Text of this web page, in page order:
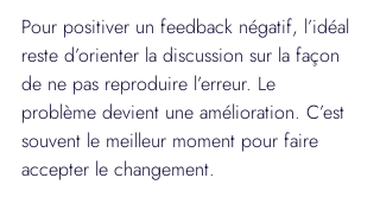
Pour positiver un feedback négatif, l’idéal
reste d’orienter la discussion sur la façon
de ne pas reproduire l’erreur. Le
problème devient une amélioration. C’est
souvent le meilleur moment pour faire
accepter le changement.